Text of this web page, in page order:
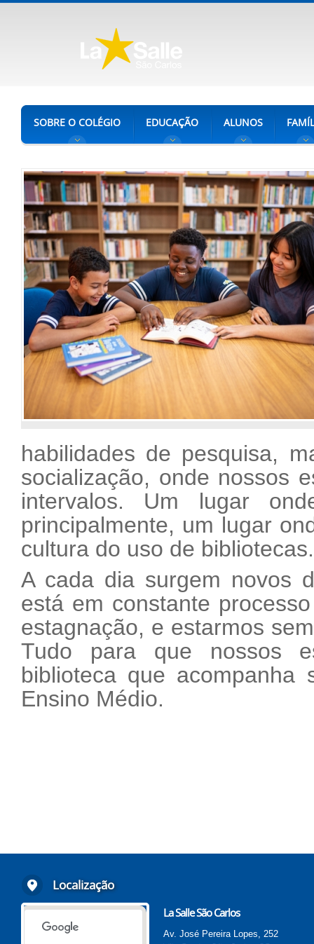
SOBRE O COLÉGIO EDUCAÇÃO ALUNOS
habilidades de pesquisa,
socialização, onde nossos
intervalos. Um lugar
principalmente, um lugar
cultura do uso de bibliotecas.
A cada dia surgem novos
está em constante
estagnação, e estarmos
Tudo para que nossos
biblioteca que
Ensino Médio.
Localização
La Salle São Carlos
Av. José Pereira Lopes, 252